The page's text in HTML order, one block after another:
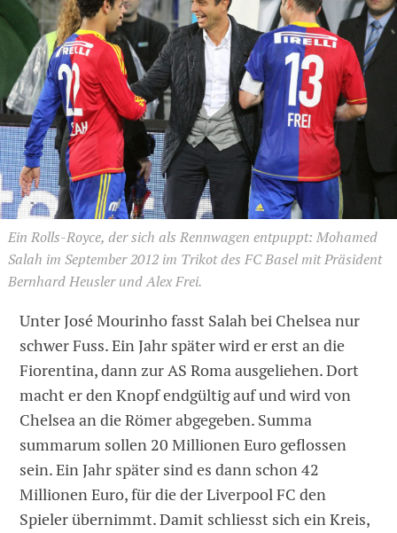
Ein Rolls-Royce, der sich als Rennwagen entpuppt: Mohamed
Salah im September 2012 im Trikot des FC Basel mit Präsident
Bernhard Heusler und Alex Frei.
Unter José Mourinho fasst Salah bei Chelsea nur
schwer Fuss. Ein Jahr später wird er erst an die
Fiorentina, dann zur AS Roma ausgeliehen. Dort
macht er den Knopf endgültig auf und wird von
Chelsea an die Römer abgegeben. Summa
summarum sollen 20 Millionen Euro geflossen
sein. Ein Jahr später sind es dann schon 42
Millionen Euro, für die der Liverpool FC den
Spieler übernimmt. Damit schliesst sich ein Kreis,